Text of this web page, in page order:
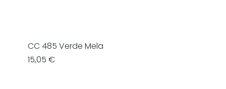
CC 485 Verde Mela
Prezzo
15,05 €